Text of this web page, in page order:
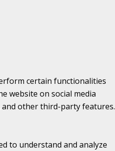
certain functionalities
website on social media
other third-party features.
to understand and analyze